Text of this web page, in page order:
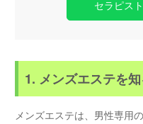
セラピス
1. メンズエステを
メンズエステは、男性専用